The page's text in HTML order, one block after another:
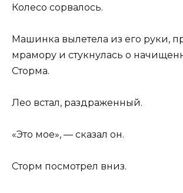
Колесо сорвалось.
Машинка вылетела из его руки,
мрамору и стукнулась о
Сторма.
Лео встал, раздраженный.
«Это мое», — сказал он.
Сторм посмотрел вниз.